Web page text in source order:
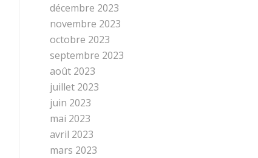
décembre 2023
novembre 2023
octobre 2023
septembre 2023
août 2023
juillet 2023
juin 2023
mai 2023
avril 2023
mars 2023